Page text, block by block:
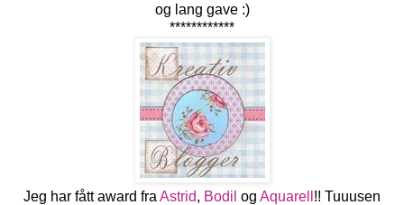
og lang gave :)
************
Jeg har fått award fra Astrid, Bodil og Aquarell !! Tuuusen